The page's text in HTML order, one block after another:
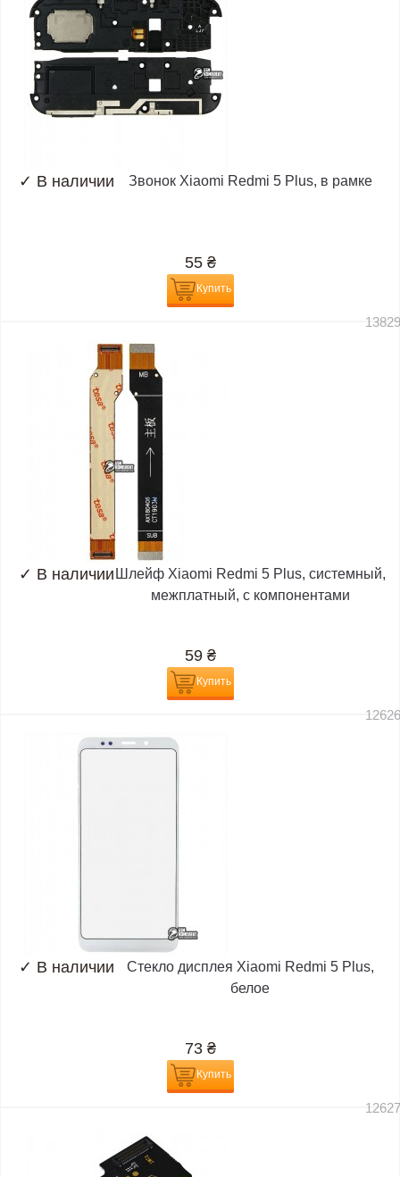
✓ В наличии Звонок Xiaomi Redmi 5 Plus, в рамке
55 ₴
Купить
✓ В наличии Шлейф Xiaomi Redmi 5 Plus, системный,
межплатный, с компонентами
59 ₴
Купить
✓ В наличии
Стекло дисплея Xiaomi Redmi 5 Plus,
белое
73 ₴
Купить